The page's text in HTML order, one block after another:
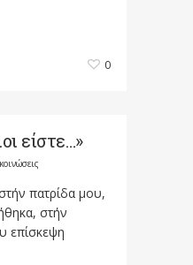
0
είστε…»
στήν πατρίδα μου,
στήν
επίσκεψη